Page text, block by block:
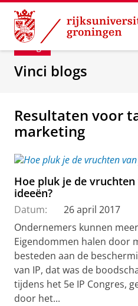
Skip
Content
Skip
Navigation
Department
Blog
Vinci blogs
Resultaten voor
marketing
Hoe pluk je de
ideeën?
Datum:
26 april 2017
Ondernemers kunnen
Eigendommen halen door
besteden aan de
van IP, dat was de
tijdens het 5e IP Congres,
door het...